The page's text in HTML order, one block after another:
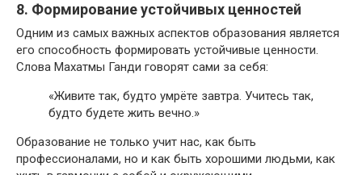
8. Формирование устойчивых ценностей
Одним из самых важных аспектов образования является
его способность формировать устойчивые ценности.
Слова Махатмы Ганди говорят сами за себя:
«Живите так, будто умрёте завтра. Учитесь так,
будто будете жить вечно.»
Образование не только учит нас, как быть
профессионалами, но и как быть хорошими людьми, как